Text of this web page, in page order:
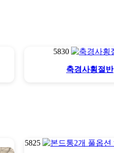
5830
축경사횡절반
5825